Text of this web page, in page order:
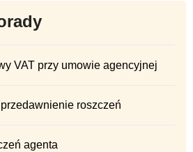
VAT przy umowie agencyjnej
roszczeń
agenta